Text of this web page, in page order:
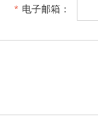
* 电子邮箱：